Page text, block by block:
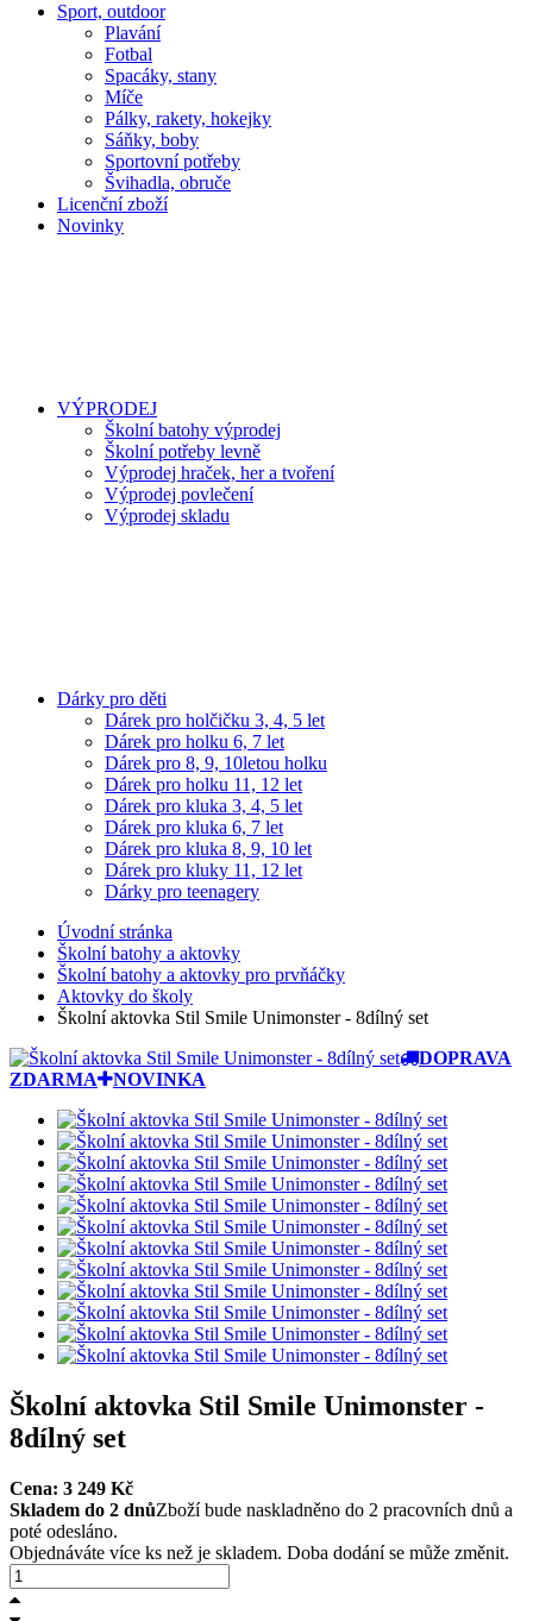
Sport, outdoor
Plavání
Fotbal
Spacáky, stany
Míče
Pálky, rakety, hokejky
Sáňky, boby
Sportovní potřeby
Švihadla, obruče
Licenční zboží
Novinky
VÝPRODEJ
Školní batohy výprodej
Školní potřeby levně
Výprodej hraček, her a tvoření
Výprodej povlečení
Výprodej skladu
Dárky pro děti
Dárek pro holčičku 3, 4, 5 let
Dárek pro holku 6, 7 let
Dárek pro 8, 9, 10letou holku
Dárek pro holku 11, 12 let
Dárek pro kluka 3, 4, 5 let
Dárek pro kluka 6, 7 let
Dárek pro kluka 8, 9, 10 let
Dárek pro kluky 11, 12 let
Dárky pro teenagery
Úvodní stránka
Školní batohy a aktovky
Školní batohy a aktovky pro prvňáčky
Aktovky do školy
Školní aktovka Stil Smile Unimonster - 8dílný set
DOPRAVA
ZDARMA
NOVINKA
Školní aktovka Stil Smile Unimonster -
8dílný set
Cena: 3 249 Kč
Skladem do 2 dnůZboží bude naskladněno do 2 pracovních dnů a
poté odesláno.
Objednáváte více ks než je skladem. Doba dodání se může změnit.